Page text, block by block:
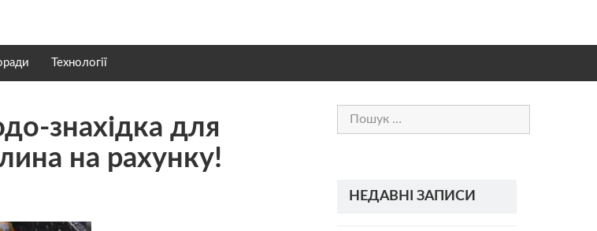
Технології
знахідка для
на рахунку!
Пошук:
НЕДАВНІ ЗАПИСИ